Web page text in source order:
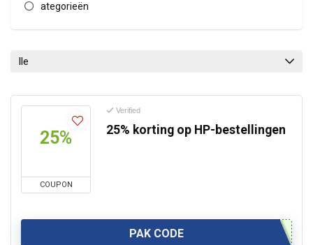
ategorieën
lle
25%
COUPON
Verified
25% korting op HP-bestellingen
PAK CODE